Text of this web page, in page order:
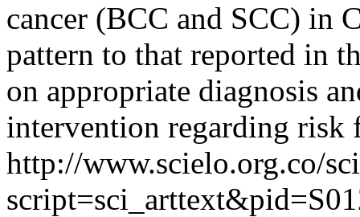
cancer (BCC and SCC) in
pattern to that reported in
on appropriate diagnosis
intervention regarding risk
http://www.scielo.org.co/